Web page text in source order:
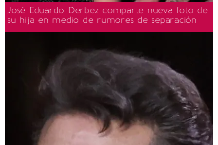
José Eduardo Derbez comparte nueva foto de
su hija en medio de rumores de separación